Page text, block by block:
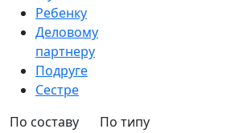
Ребенку
Деловому
партнеру
Подруге
Сестре
По составу
По типу